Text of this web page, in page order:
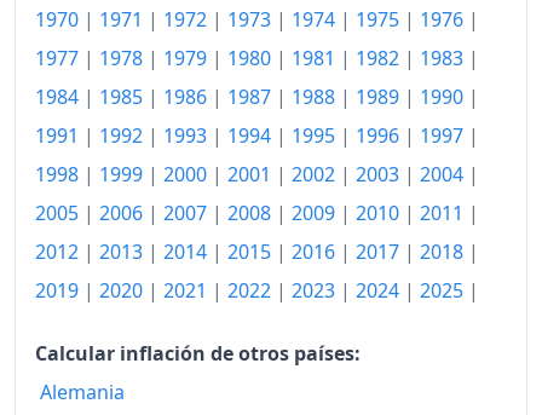
1970 | 1971 | 1972 | 1973 | 1974 | 1975 | 1976 |
1977 | 1978 | 1979 | 1980 | 1981 | 1982 | 1983 |
1984 | 1985 | 1986 | 1987 | 1988 | 1989 | 1990 |
1991 | 1992 | 1993 | 1994 | 1995 | 1996 | 1997 |
1998 | 1999 | 2000 | 2001 | 2002 | 2003 | 2004 |
2005 | 2006 | 2007 | 2008 | 2009 | 2010 | 2011 |
2012 | 2013 | 2014 | 2015 | 2016 | 2017 | 2018 |
2019 | 2020 | 2021 | 2022 | 2023 | 2024 | 2025 |
Calcular inflación de otros países:
Alemania